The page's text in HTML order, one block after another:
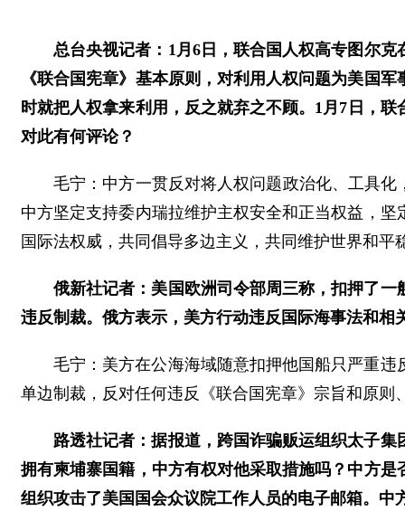
总台央视记者：1月6日，联合国人权高专图尔
《联合国宪章》基本原则，对利用人权问题为美国
时就把人权拿来利用，反之就弃之不顾。1月7日，
对此有何评论？
毛宁：中方一贯反对将人权问题政治化、工具
中方坚定支持委内瑞拉维护主权安全和正当权益，
国际法权威，共同倡导多边主义，共同维护世界和平
俄新社记者：美国欧洲司令部周三称，扣押了
违反制裁。俄方表示，美方行动违反国际海事法和相
毛宁：美方在公海海域随意扣押他国船只严重
单边制裁，反对任何违反《联合国宪章》宗旨和原则
路透社记者：据报道，跨国诈骗贩运组织太子
拥有柬埔寨国籍，中方有权对他采取措施吗？中方
组织攻击了美国国会众议院工作人员的电子邮箱。中